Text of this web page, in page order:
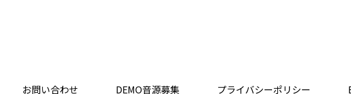
お問い合わせ DEMO音源募集 プライバシーポリシー